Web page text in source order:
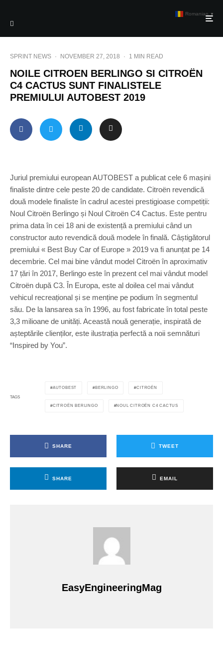
SPRINT NEWS · NOVEMBER 27, 2018 · 1 MIN READ
NOILE CITROEN BERLINGO SI CITROËN
C4 CACTUS SUNT FINALISTELE
PREMIULUI AUTOBEST 2019
Juriul premiului european AUTOBEST a publicat cele 6 mașini
finaliste dintre cele peste 20 de candidate. Citroën revendică
două modele finaliste în cadrul acestei prestigioase competiții:
Noul Citroën Berlingo și Noul Citroën C4 Cactus. Este pentru
prima data în cei 18 ani de existență a premiului când un
constructor auto revendică două modele în finală. Câștigătorul
premiului « Best Buy Car of Europe » 2019 va fi anunțat pe 14
decembrie. Cel mai bine vândut model Citroën în aproximativ
17 țări în 2017, Berlingo este în prezent cel mai vândut model
Citroën după C3. În Europa, este al doilea cel mai vândut
vehicul recreațional și se menține pe podium în segmentul
său. De la lansarea sa în 1996, au fost fabricate în total peste
3,3 milioane de unități. Această nouă generație, inspirată de
așteptările clienților, este ilustrația perfectă a noii semnături
“Inspired by You”.
TAGS
AUTOBEST BERLINGO CITROËN
CITROËN BERLINGO NOUL CITROËN C4 CACTUS
SHARE TWEET
SHARE EMAIL
EasyEngineeringMag
Romanian ▼